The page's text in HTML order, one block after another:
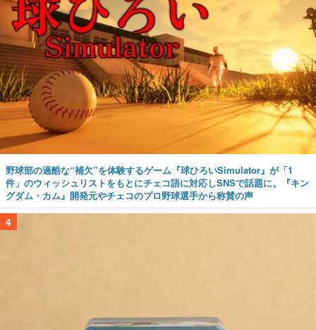
野球部の過酷な“補欠”を体験するゲーム『球ひろいSimulator』が「1
件」のウィッシュリストをもとにチェコ語に対応しSNSで話題に。『キン
グダム・カム』開発元やチェコのプロ野球選手から称賛の声
4